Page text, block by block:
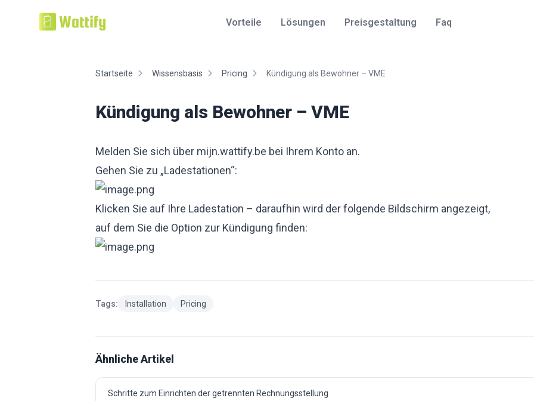
Vorteile Lösungen Preisgestaltung Faq
Startseite Wissensbasis Pricing Kündigung als Bewohner – VME
Kündigung als Bewohner – VME
Melden Sie sich über mijn.wattify.be bei Ihrem Konto an.
Gehen Sie zu „Ladestationen“:
Klicken Sie auf Ihre Ladestation – daraufhin wird der folgende Bildschirm angezeigt,
auf dem Sie die Option zur Kündigung finden:
Tags: Installation Pricing
Ähnliche Artikel
Schritte zum Einrichten der getrennten Rechnungsstellung